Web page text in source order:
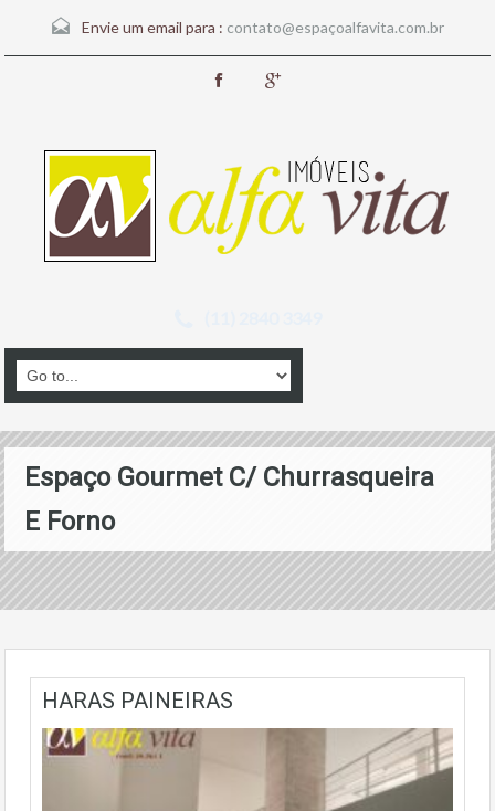
Envie um email para : contato@espaçoalfavita.com.br
Espaço Gourmet C/ Churrasqueira
E Forno
HARAS PAINEIRAS